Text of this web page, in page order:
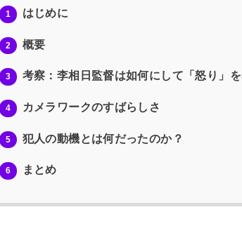
1 はじめに
2 概要
3 考察：李相日監督は如何にして「怒り」
4 カメラワークのすばらしさ
5 犯人の動機とは何だったのか？
6 まとめ